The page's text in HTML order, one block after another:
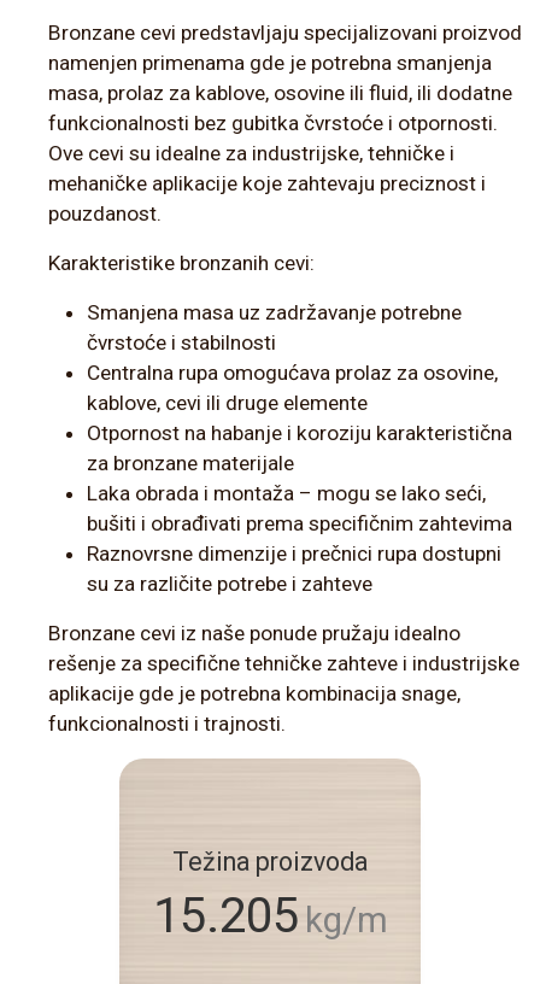
Bronzane cevi predstavljaju specijalizovani proizvod
namenjen primenama gde je potrebna smanjenja
masa, prolaz za kablove, osovine ili fluid, ili dodatne
funkcionalnosti bez gubitka čvrstoće i otpornosti.
Ove cevi su idealne za industrijske, tehničke i
mehaničke aplikacije koje zahtevaju preciznost i
pouzdanost.
Karakteristike bronzanih cevi:
Smanjena masa uz zadržavanje potrebne
čvrstoće i stabilnosti
Centralna rupa omogućava prolaz za osovine,
kablove, cevi ili druge elemente
Otpornost na habanje i koroziju karakteristična
za bronzane materijale
Laka obrada i montaža – mogu se lako seći,
bušiti i obrađivati prema specifičnim zahtevima
Raznovrsne dimenzije i prečnici rupa dostupni
su za različite potrebe i zahteve
Bronzane cevi iz naše ponude pružaju idealno
rešenje za specifične tehničke zahteve i industrijske
aplikacije gde je potrebna kombinacija snage,
funkcionalnosti i trajnosti.
Težina proizvoda
15.205 kg/m